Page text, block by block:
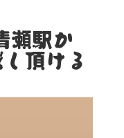
瀬駅か
頂ける